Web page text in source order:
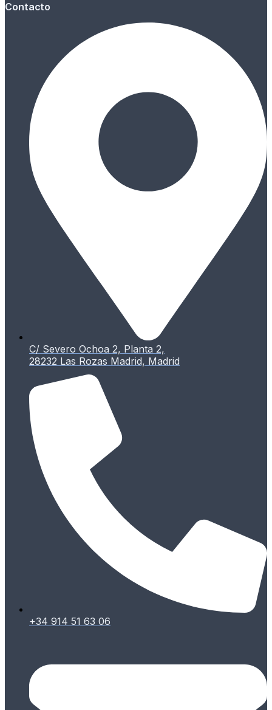
Contacto
C/ Severo Ochoa 2, Planta 2,
28232 Las Rozas Madrid, Madrid
+34 914 51 63 06